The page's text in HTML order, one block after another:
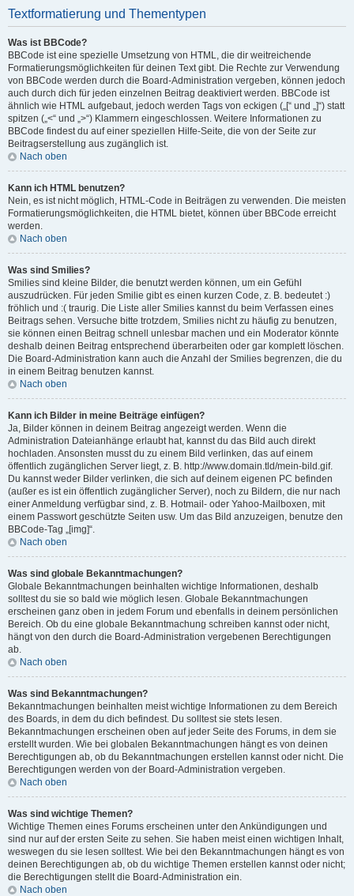
Textformatierung und Thementypen
Was ist BBCode?
BBCode ist eine spezielle Umsetzung von HTML, die dir weitreichende
Formatierungsmöglichkeiten für deinen Text gibt. Die Rechte zur Verwendung
von BBCode werden durch die Board-Administration vergeben, können jedoch
auch durch dich für jeden einzelnen Beitrag deaktiviert werden. BBCode ist
ähnlich wie HTML aufgebaut, jedoch werden Tags von eckigen („[“ und „]“) statt
spitzen („<“ und „>“) Klammern eingeschlossen. Weitere Informationen zu
BBCode findest du auf einer speziellen Hilfe-Seite, die von der Seite zur
Beitragserstellung aus zugänglich ist.
Nach oben
Kann ich HTML benutzen?
Nein, es ist nicht möglich, HTML-Code in Beiträgen zu verwenden. Die meisten
Formatierungsmöglichkeiten, die HTML bietet, können über BBCode erreicht
werden.
Nach oben
Was sind Smilies?
Smilies sind kleine Bilder, die benutzt werden können, um ein Gefühl
auszudrücken. Für jeden Smilie gibt es einen kurzen Code, z. B. bedeutet :)
fröhlich und :( traurig. Die Liste aller Smilies kannst du beim Verfassen eines
Beitrags sehen. Versuche bitte trotzdem, Smilies nicht zu häufig zu benutzen,
sie können einen Beitrag schnell unlesbar machen und ein Moderator könnte
deshalb deinen Beitrag entsprechend überarbeiten oder gar komplett löschen.
Die Board-Administration kann auch die Anzahl der Smilies begrenzen, die du
in einem Beitrag benutzen kannst.
Nach oben
Kann ich Bilder in meine Beiträge einfügen?
Ja, Bilder können in deinem Beitrag angezeigt werden. Wenn die
Administration Dateianhänge erlaubt hat, kannst du das Bild auch direkt
hochladen. Ansonsten musst du zu einem Bild verlinken, das auf einem
öffentlich zugänglichen Server liegt, z. B. http://www.domain.tld/mein-bild.gif.
Du kannst weder Bilder verlinken, die sich auf deinem eigenen PC befinden
(außer es ist ein öffentlich zugänglicher Server), noch zu Bildern, die nur nach
einer Anmeldung verfügbar sind, z. B. Hotmail- oder Yahoo-Mailboxen, mit
einem Passwort geschützte Seiten usw. Um das Bild anzuzeigen, benutze den
BBCode-Tag „[img]“.
Nach oben
Was sind globale Bekanntmachungen?
Globale Bekanntmachungen beinhalten wichtige Informationen, deshalb
solltest du sie so bald wie möglich lesen. Globale Bekanntmachungen
erscheinen ganz oben in jedem Forum und ebenfalls in deinem persönlichen
Bereich. Ob du eine globale Bekanntmachung schreiben kannst oder nicht,
hängt von den durch die Board-Administration vergebenen Berechtigungen
ab.
Nach oben
Was sind Bekanntmachungen?
Bekanntmachungen beinhalten meist wichtige Informationen zu dem Bereich
des Boards, in dem du dich befindest. Du solltest sie stets lesen.
Bekanntmachungen erscheinen oben auf jeder Seite des Forums, in dem sie
erstellt wurden. Wie bei globalen Bekanntmachungen hängt es von deinen
Berechtigungen ab, ob du Bekanntmachungen erstellen kannst oder nicht. Die
Berechtigungen werden von der Board-Administration vergeben.
Nach oben
Was sind wichtige Themen?
Wichtige Themen eines Forums erscheinen unter den Ankündigungen und
sind nur auf der ersten Seite zu sehen. Sie haben meist einen wichtigen Inhalt,
weswegen du sie lesen solltest. Wie bei den Bekanntmachungen hängt es von
deinen Berechtigungen ab, ob du wichtige Themen erstellen kannst oder nicht;
die Berechtigungen stellt die Board-Administration ein.
Nach oben